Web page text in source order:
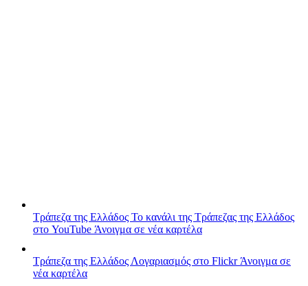
Τράπεζα της Ελλάδος Το κανάλι της Τράπεζας της Ελλάδος
στο YouTube Άνοιγμα σε νέα καρτέλα
Τράπεζα της Ελλάδος Λογαριασμός στο FlickrΆνοιγμα σε
νέα καρτέλα